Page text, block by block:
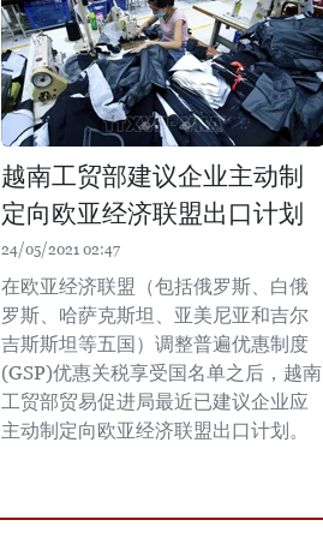
越南工贸部建议企业主动制
定向欧亚经济联盟出口计划
24/05/2021 02:47
在欧亚经济联盟（包括俄罗斯、白俄
罗斯、哈萨克斯坦、亚美尼亚和吉尔
吉斯斯坦等五国）调整普遍优惠制度
(GSP)优惠关税享受国名单之后，越南
工贸部贸易促进局最近已建议企业应
主动制定向欧亚经济联盟出口计划。